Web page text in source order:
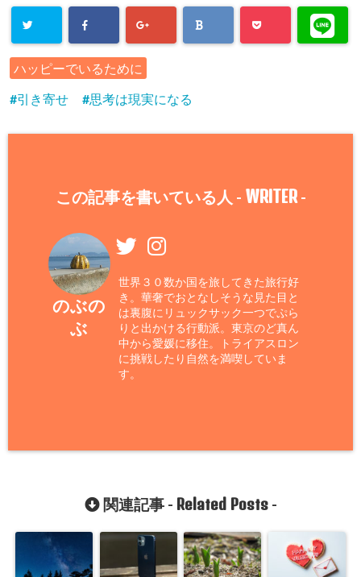
ハッピーでいるために
引き寄せ
思考は現実になる
この記事を書いている人 - WRITER-
のぶの
ぶ
世界３０数か国を旅してきた旅行好
き。華奢でおとなしそうな見た目と
は裏腹にリュックサック一つでぷら
りと出かける行動派。東京のど真ん
中から愛媛に移住。トライアスロン
に挑戦したり自然を満喫していま
す。
関連記事 - Related Posts-